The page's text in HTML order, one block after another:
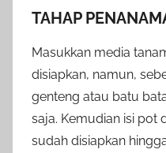
TAHAP
Masukkan media
disiapkan, namun,
genteng atau batu
saja. Kemudian isi pot
sudah disiapkan